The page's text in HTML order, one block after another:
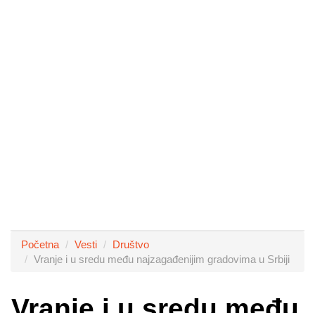
Početna Vesti
Društvo
Vranje i u sredu među najzagađenijim gradovima u Srbiji